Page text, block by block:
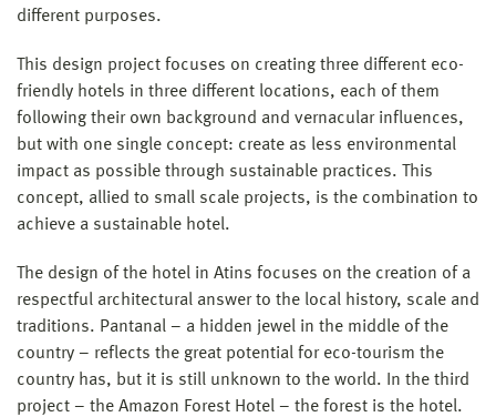
different purposes.
This design project focuses on creating three different eco-
friendly hotels in three different locations, each of them
following their own background and vernacular influences,
but with one single concept: create as less environmental
impact as possible through sustainable practices. This
concept, allied to small scale projects, is the combination to
achieve a sustainable hotel.
The design of the hotel in Atins focuses on the creation of a
respectful architectural answer to the local history, scale and
traditions. Pantanal – a hidden jewel in the middle of the
country – reflects the great potential for eco-tourism the
country has, but it is still unknown to the world. In the third
project – the Amazon Forest Hotel – the forest is the hotel.